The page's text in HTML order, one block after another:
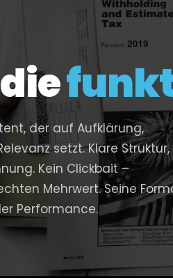
der auf Aufklärung,
setzt. Klare Struktur,
Kein Clickbait –
Mehrwert. Seine
Performance.